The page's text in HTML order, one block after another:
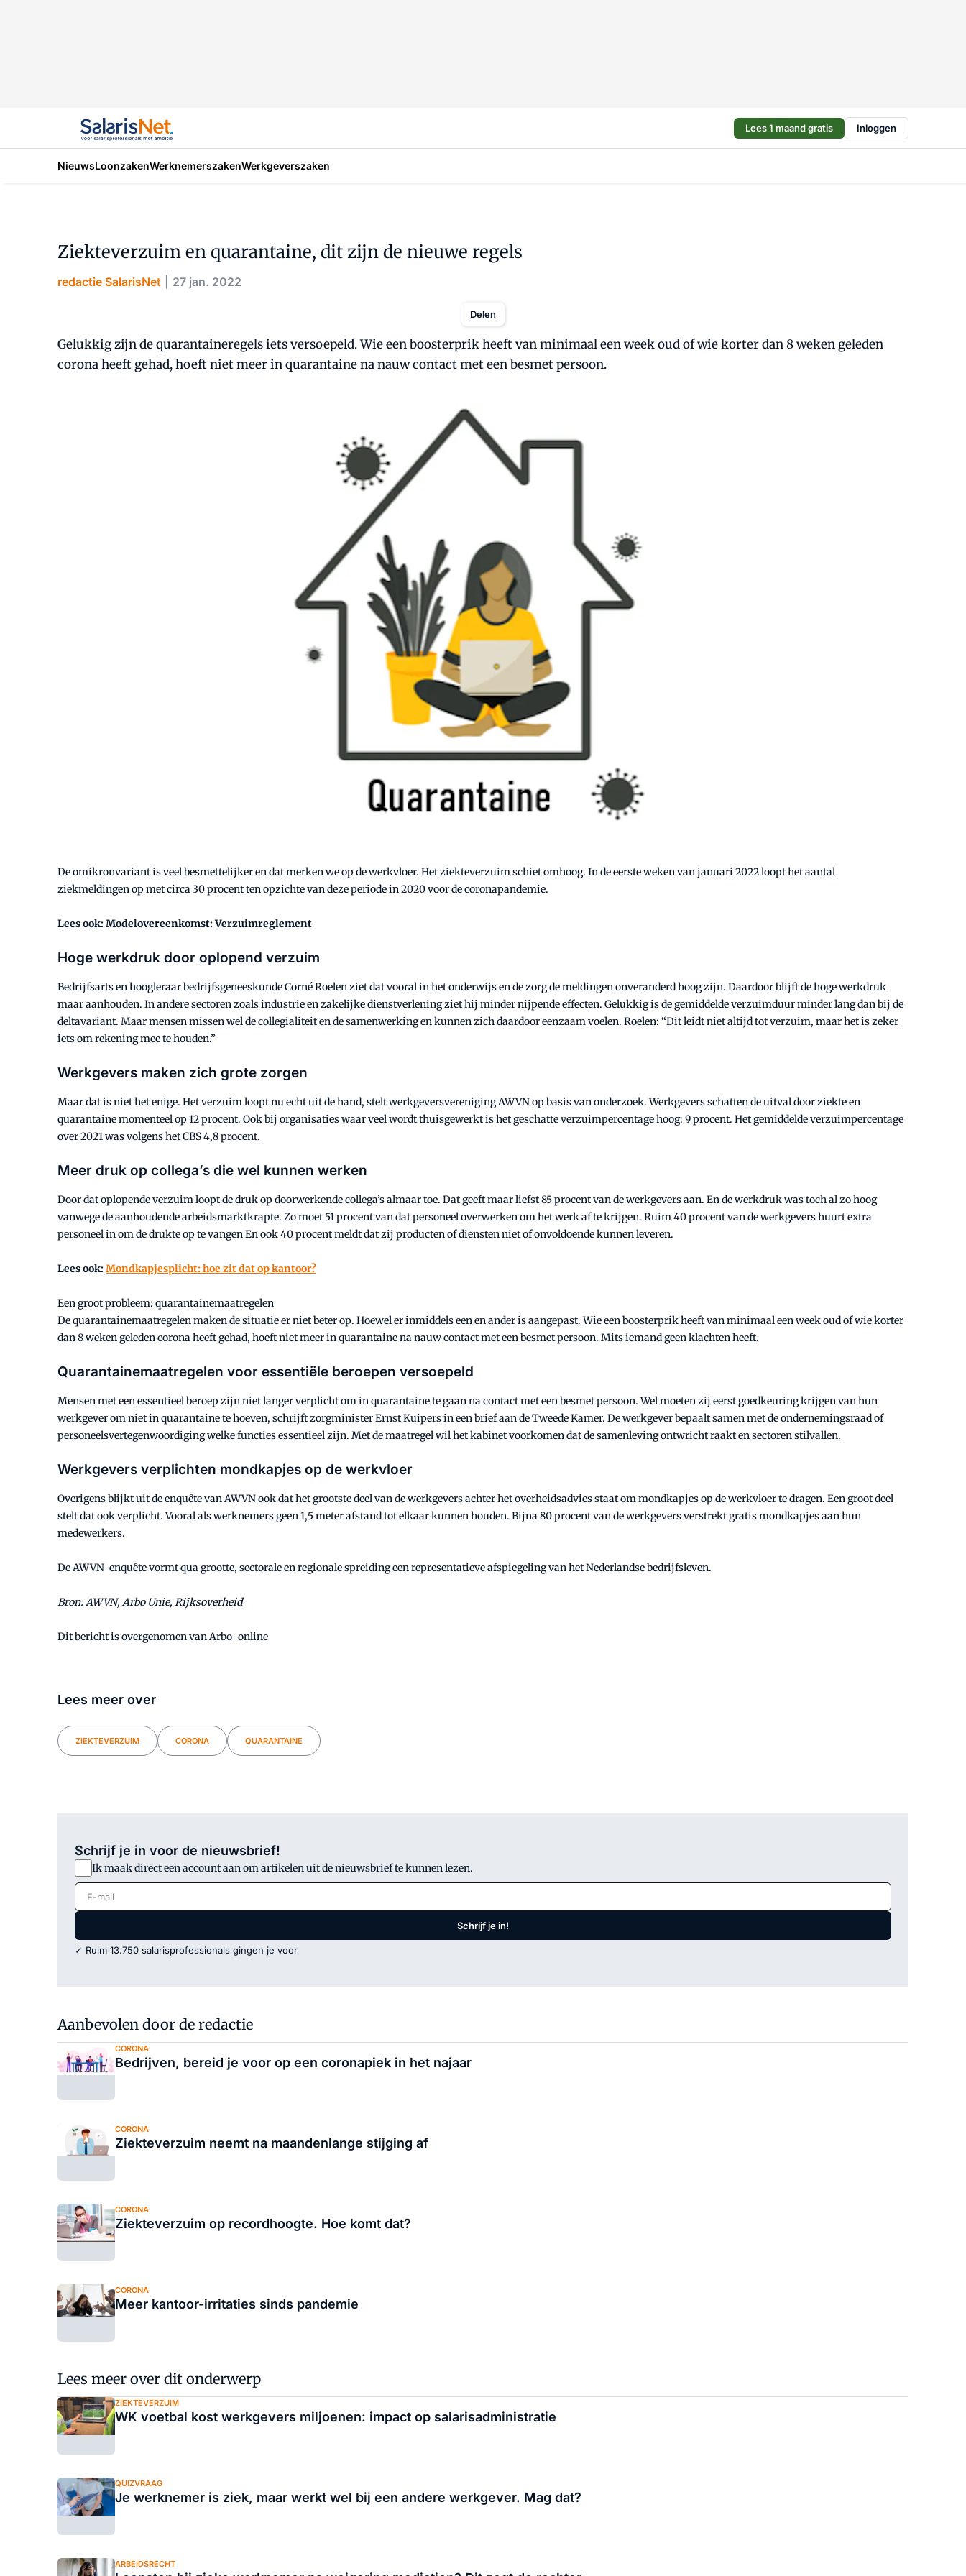
Lees 1 maand gratis Inloggen
NieuwsLoonzakenWerknemerszakenWerkgeverszaken
Ziekteverzuim en quarantaine, dit zijn de nieuwe regels
redactie SalarisNet 27 jan. 2022
Delen
Gelukkig zijn de quarantaineregels iets versoepeld. Wie een boosterprik heeft van minimaal een week oud of wie korter dan 8 weken geleden
corona heeft gehad, hoeft niet meer in quarantaine na nauw contact met een besmet persoon.
De omikronvariant is veel besmettelijker en dat merken we op de werkvloer. Het ziekteverzuim schiet omhoog. In de eerste weken van januari 2022 loopt het aantal
ziekmeldingen op met circa 30 procent ten opzichte van deze periode in 2020 voor de coronapandemie.
Lees ook: Modelovereenkomst: Verzuimreglement
Hoge werkdruk door oplopend verzuim
Bedrijfsarts en hoogleraar bedrijfsgeneeskunde Corné Roelen ziet dat vooral in het onderwijs en de zorg de meldingen onveranderd hoog zijn. Daardoor blijft de hoge werkdruk
maar aanhouden. In andere sectoren zoals industrie en zakelijke dienstverlening ziet hij minder nijpende effecten. Gelukkig is de gemiddelde verzuimduur minder lang dan bij de
deltavariant. Maar mensen missen wel de collegialiteit en de samenwerking en kunnen zich daardoor eenzaam voelen. Roelen: “Dit leidt niet altijd tot verzuim, maar het is zeker
iets om rekening mee te houden.”
Werkgevers maken zich grote zorgen
Maar dat is niet het enige. Het verzuim loopt nu echt uit de hand, stelt werkgeversvereniging AWVN op basis van onderzoek. Werkgevers schatten de uitval door ziekte en
quarantaine momenteel op 12 procent. Ook bij organisaties waar veel wordt thuisgewerkt is het geschatte verzuimpercentage hoog: 9 procent. Het gemiddelde verzuimpercentage
over 2021 was volgens het CBS 4,8 procent.
Meer druk op collega’s die wel kunnen werken
Door dat oplopende verzuim loopt de druk op doorwerkende collega’s almaar toe. Dat geeft maar liefst 85 procent van de werkgevers aan. En de werkdruk was toch al zo hoog
vanwege de aanhoudende arbeidsmarktkrapte. Zo moet 51 procent van dat personeel overwerken om het werk af te krijgen. Ruim 40 procent van de werkgevers huurt extra
personeel in om de drukte op te vangen En ook 40 procent meldt dat zij producten of diensten niet of onvoldoende kunnen leveren.
Lees ook:Mondkapjesplicht: hoe zit dat op kantoor?
Een groot probleem: quarantainemaatregelen
De quarantainemaatregelen maken de situatie er niet beter op. Hoewel er inmiddels een en ander is aangepast. Wie een boosterprik heeft van minimaal een week oud of wie korter
dan 8 weken geleden corona heeft gehad, hoeft niet meer in quarantaine na nauw contact met een besmet persoon. Mits iemand geen klachten heeft.
Quarantainemaatregelen voor essentiële beroepen versoepeld
Mensen met een essentieel beroep zijn niet langer verplicht om in quarantaine te gaan na contact met een besmet persoon. Wel moeten zij eerst goedkeuring krijgen van hun
werkgever om niet in quarantaine te hoeven, schrijft zorgminister Ernst Kuipers in een brief aan de Tweede Kamer. De werkgever bepaalt samen met de ondernemingsraad of
personeelsvertegenwoordiging welke functies essentieel zijn. Met de maatregel wil het kabinet voorkomen dat de samenleving ontwricht raakt en sectoren stilvallen.
Werkgevers verplichten mondkapjes op de werkvloer
Overigens blijkt uit de enquête van AWVN ook dat het grootste deel van de werkgevers achter het overheidsadvies staat om mondkapjes op de werkvloer te dragen. Een groot deel
stelt dat ook verplicht. Vooral als werknemers geen 1,5 meter afstand tot elkaar kunnen houden. Bijna 80 procent van de werkgevers verstrekt gratis mondkapjes aan hun
medewerkers.
De AWVN-enquête vormt qua grootte, sectorale en regionale spreiding een representatieve afspiegeling van het Nederlandse bedrijfsleven.
Bron: AWVN, Arbo Unie, Rijksoverheid
Dit bericht is overgenomen van Arbo-online
Lees meer over
ZIEKTEVERZUIM CORONA QUARANTAINE
Schrijf je in voor de nieuwsbrief!
Ik maak direct een account aan om artikelen uit de nieuwsbrief te kunnen lezen.
E-mail
Schrijf je in!
✓ Ruim 13.750 salarisprofessionals gingen je voor
Aanbevolen door de redactie
CORONA
Bedrijven, bereid je voor op een coronapiek in het najaar
CORONA
Ziekteverzuim neemt na maandenlange stijging af
CORONA
Ziekteverzuim op recordhoogte. Hoe komt dat?
CORONA
Meer kantoor-irritaties sinds pandemie
Lees meer over dit onderwerp
ZIEKTEVERZUIM
WK voetbal kost werkgevers miljoenen: impact op salarisadministratie
QUIZVRAAG
Je werknemer is ziek, maar werkt wel bij een andere werkgever. Mag dat?
ARBEIDSRECHT